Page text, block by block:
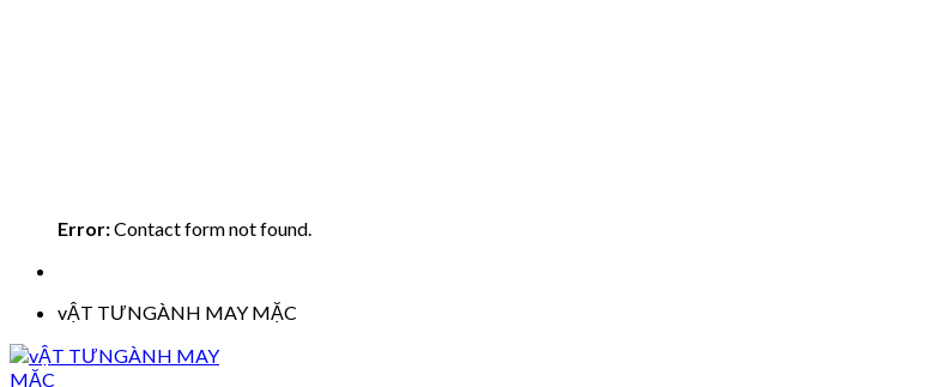
Error:Contact form not found.
vẬT TƯNGÀNH MAY MẶC